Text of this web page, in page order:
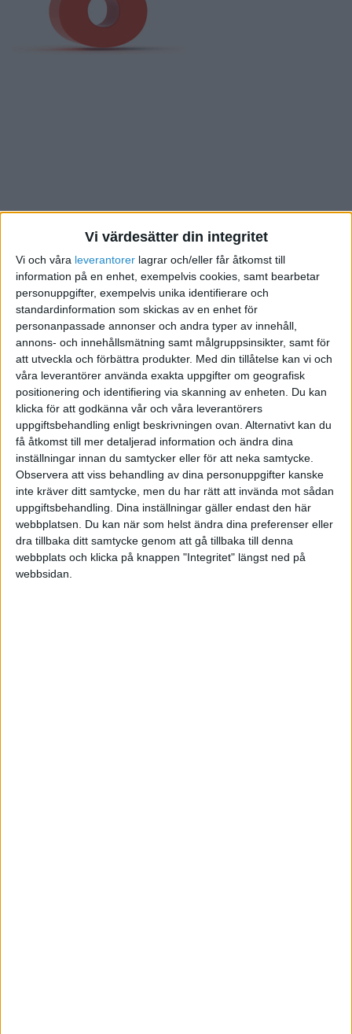
Vi värdesätter din integritet
Vi och våra leverantorer lagrar och/eller får åtkomst till
information på en enhet, exempelvis cookies, samt bearbetar
personuppgifter, exempelvis unika identifierare och
standardinformation som skickas av en enhet för
personanpassade annonser och andra typer av innehåll,
annons- och innehållsmätning samt målgruppsinsikter, samt för
att utveckla och förbättra produkter. Med din tillåtelse kan vi och
våra leverantörer använda exakta uppgifter om geografisk
positionering och identifiering via skanning av enheten. Du kan
klicka för att godkänna vår och våra leverantörers
uppgiftsbehandling enligt beskrivningen ovan. Alternativt kan du
få åtkomst till mer detaljerad information och ändra dina
inställningar innan du samtycker eller för att neka samtycke.
Observera att viss behandling av dina personuppgifter kanske
inte kräver ditt samtycke, men du har rätt att invända mot sådan
uppgiftsbehandling. Dina inställningar gäller endast den här
webbplatsen. Du kan när som helst ändra dina preferenser eller
dra tillbaka ditt samtycke genom att gå tillbaka till denna
webbplats och klicka på knappen "Integritet" längst ned på
webbsidan.
Fokuserar på produktionen - Använder benchmarking -
Uppfyller mål - Utvärderar resultaten
Du förstår att åtgärder inte är det samma som att
prestera. Du utvärderar alltid processen för att uppnå
resultat. Om en viss process inte fungerar så ändrar du
direkt planen för att hitta en optimal strategi som
kommer att fungera bättre.
2. Tänker stort
Ser framtida möjligheter - Identifierar nödvändiga
arbetsuppgifter
Du vet att även om det inte är idealt att arbeta långa
dagar och göra de tråkiga arbetsuppgifterna så
kommer det löna sig i längden. Du håller ögonen på
målet och ser de framtida möjligheterna som en källa